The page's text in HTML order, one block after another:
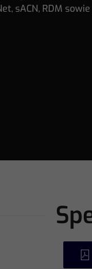
sACN, RDM